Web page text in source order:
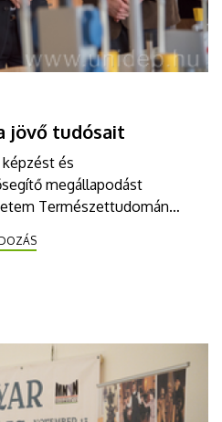
jövő tudósait
és
megállapodást
Természettudományi